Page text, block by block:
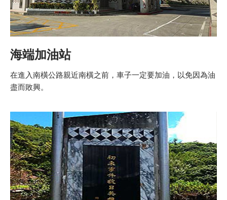
海端加油站
在進入南橫公路親近南橫之前，車子一定要加油，以免因為油
盡而敗興。